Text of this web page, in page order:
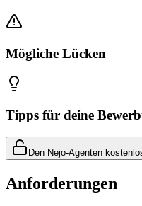
Mögliche Lücken
Tipps für deine
Den Nejo-Agenten
Anforderungen